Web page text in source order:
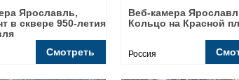
Ярославль,
в сквере 950-летия
Смотреть
Веб-камера
Кольцо на Красной
Россия